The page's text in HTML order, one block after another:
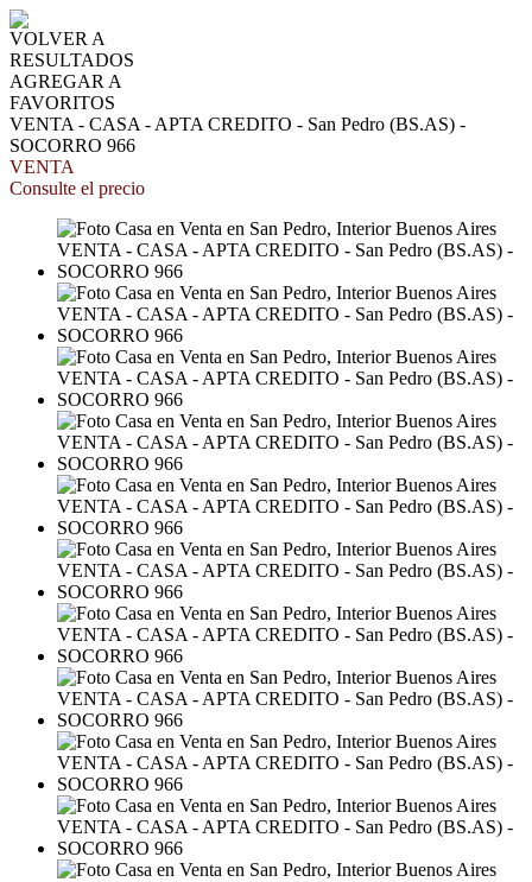
VOLVER A
RESULTADOS
AGREGAR A
FAVORITOS
VENTA - CASA - APTA CREDITO - San Pedro (BS.AS) -
SOCORRO 966
VENTA
Consulte el precio